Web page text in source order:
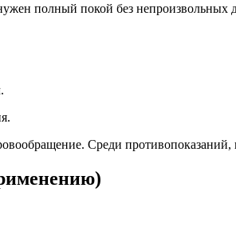
полный покой без
Среди